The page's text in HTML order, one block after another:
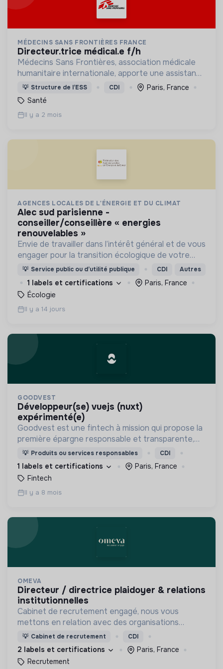
MÉDECINS SANS FRONTIÈRES FRANCE
directeur.trice médical.e f/h
Médecins Sans Frontières, association médicale
humanitaire internationale, apporte une assistance
médicale à des populations dont la vie est
menacée.
💡 Structure de l’ESS CDI
Paris, France
Santé
Il y a 2 mois
AGENCES LOCALES DE L'ÉNERGIE ET DU CLIMAT
alec sud parisienne -
conseiller/conseillère « energies
renouvelables »
Envie de travailler dans l’intérêt général et de vous
engager pour la transition écologique de votre
territoire ? Les Agences Locales de l’Énergie et du
Climat sont faites pour vous !
💡 Service public ou d’utilité publique CDI Autres
1 labels et certifications
Paris, France
Écologie
Il y a 14 jours
GOODVEST
développeur(se) vuejs (nuxt)
expérimenté(e)
Goodvest est une fintech à mission qui propose la
première épargne responsable et transparente,
alignée sur l'Accord de Paris.
💡 Produits ou services responsables CDI
1 labels et certifications
Paris, France
Fintech
Il y a 8 mois
OMEVA
directeur / directrice plaidoyer & relations
institutionnelles
Cabinet de recrutement engagé, nous vous
mettons en relation avec des organisations
soucieuses de leurs impacts, afin d'œuvrer
ensemble pour un futur souhaitable.
💡 Cabinet de recrutement CDI
2 labels et certifications
Paris, France
Recrutement